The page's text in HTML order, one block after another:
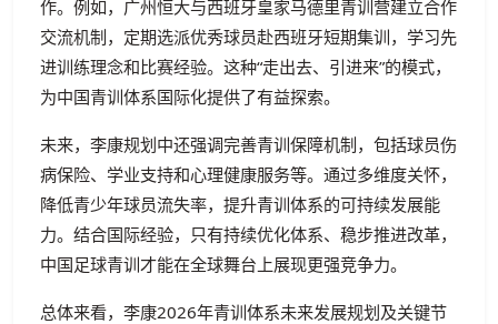
作。例如，广州恒大与西班牙皇家马德里青训营建立合作
交流机制，定期选派优秀球员赴西班牙短期集训，学习先
进训练理念和比赛经验。这种“走出去、引进来”的模式，
为中国青训体系国际化提供了有益探索。
未来，李康规划中还强调完善青训保障机制，包括球员伤
病保险、学业支持和心理健康服务等。通过多维度关怀，
降低青少年球员流失率，提升青训体系的可持续发展能
力。结合国际经验，只有持续优化体系、稳步推进改革，
中国足球青训才能在全球舞台上展现更强竞争力。
总体来看，李康2026年青训体系未来发展规划及关键节